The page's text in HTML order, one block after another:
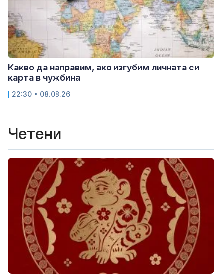
Какво да направим, ако изгубим личната си
карта в чужбина
22:30 • 08.08.26
Четени